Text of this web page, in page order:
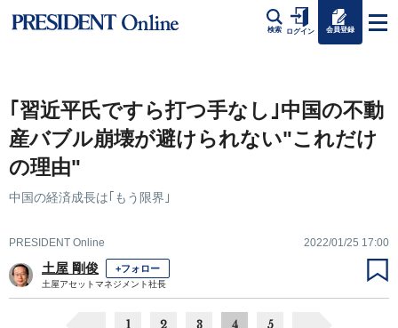
検索 ログイン 会員登録
｢習近平氏ですら打つ手なし｣中国の不動
産バブル崩壊が避けられない"これだけ
の理由"
中国の経済成長は｢もう限界｣
PRESIDENT Online 2022/01/25 17:00
土屋 剛俊 +フォロー
土屋アセットマネジメント社長
1 2 3 4 5